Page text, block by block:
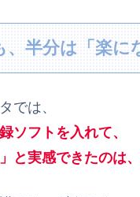
半分は「楽に
では、
ソフトを入れて、
と実感できたのは